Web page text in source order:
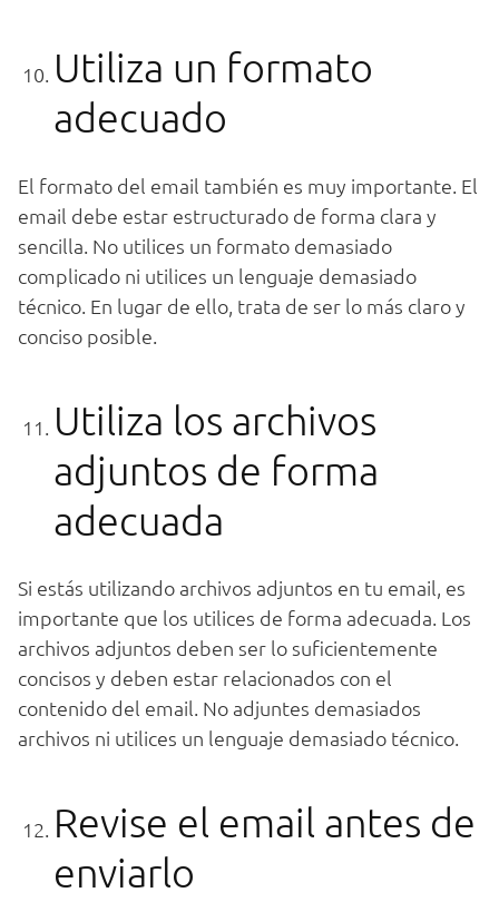
Utiliza un formato
adecuado
El formato del email también es muy importante. El
email debe estar estructurado de forma clara y
sencilla. No utilices un formato demasiado
complicado ni utilices un lenguaje demasiado
técnico. En lugar de ello, trata de ser lo más claro y
conciso posible.
Utiliza los archivos
adjuntos de forma
adecuada
Si estás utilizando archivos adjuntos en tu email, es
importante que los utilices de forma adecuada. Los
archivos adjuntos deben ser lo suficientemente
concisos y deben estar relacionados con el
contenido del email. No adjuntes demasiados
archivos ni utilices un lenguaje demasiado técnico.
Revise el email antes de
enviarlo